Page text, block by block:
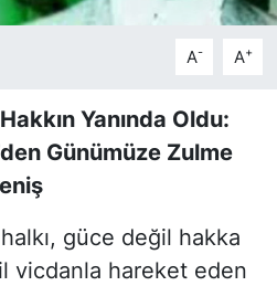
A- A+
Yanında Oldu:
Günümüze Zulme
güce değil hakka
vicdanla hareket eden